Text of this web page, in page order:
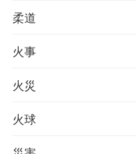
柔道
火事
火災
火球